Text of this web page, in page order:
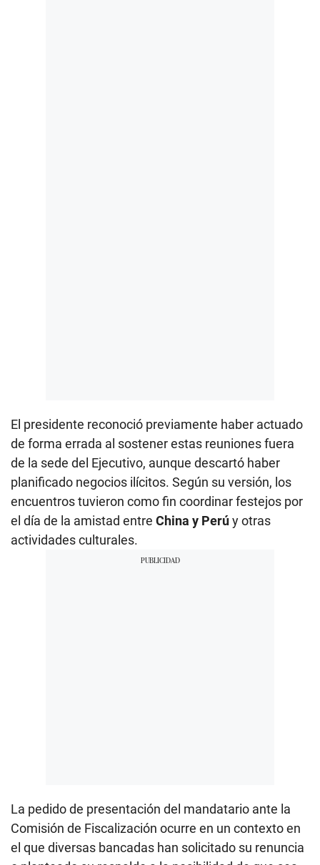
El presidente reconoció previamente haber actuado
de forma errada al sostener estas reuniones fuera
de la sede del Ejecutivo, aunque descartó haber
planificado negocios ilícitos. Según su versión, los
encuentros tuvieron como fin coordinar festejos por
el día de la amistad entre China y Perúy otras
actividades culturales.
La pedido de presentación del mandatario ante la
Comisión de Fiscalización ocurre en un contexto en
el que diversas bancadas han solicitado su renuncia